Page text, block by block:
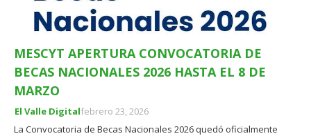
MESCYT APERTURA CONVOCATORIA DE
BECAS NACIONALES 2026 HASTA EL 8 DE
MARZO
El Valle Digitalfebrero 23, 2026
La Convocatoria de Becas Nacionales 2026 quedó oficialmente